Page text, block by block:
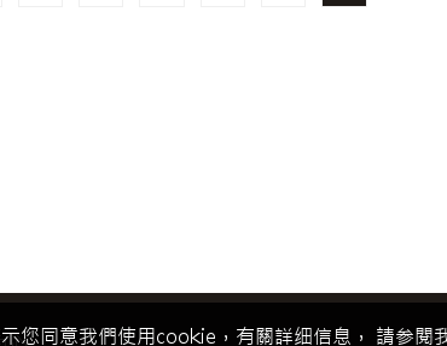
您同意我們使用cookie，有關詳细信息， 請参閱